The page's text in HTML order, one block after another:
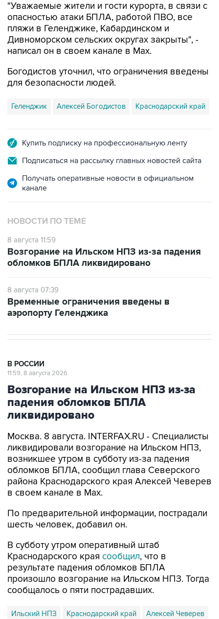
"Уважаемые жители и гости курорта, в связи с
опасностью атаки БПЛА, работой ПВО, все
пляжи в Геленджике, Кабардинском и
Дивноморском сельских округах закрыты", -
написал он в своем канале в Max.
Богодистов уточнил, что ограничения введены
для безопасности людей.
Геленджик Алексей Богодистов Краснодарский край
Купить подписку на профессиональную ленту
Подписаться на рассылку главных новостей сайта
Получать оперативные новости в официальном
канале
НОВОСТИ ПО ТЕМЕ
8 августа 11:59
Возгорание на Ильском НПЗ из-за падения
обломков БПЛА ликвидировано
8 августа 07:39
Временные ограничения введены в
аэропорту Геленджика
В РОССИИ
11:59, 8 августа 2026
Возгорание на Ильском НПЗ из-за
падения обломков БПЛА
ликвидировано
Москва. 8 августа. INTERFAX.RU - Специалисты
ликвидировали возгорание на Ильском НПЗ,
возникшее утром в субботу из-за падения
обломков БПЛА, сообщил глава Северского
района Краснодарского края Алексей Чеверев
в своем канале в Max.
По предварительной информации, пострадали
шесть человек, добавил он.
В субботу утром оперативный штаб
Краснодарского края сообщил, что в
результате падения обломков БПЛА
произошло возгорание на Ильском НПЗ. Тогда
сообщалось о пяти пострадавших.
Ильский НПЗ Краснодарский край Алексей Чеверев